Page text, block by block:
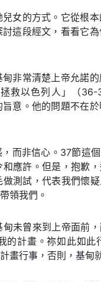
女的方式。它從根本
這段經文，看看它
非常清楚上帝允諾
救以色列人」（36-
意。他的問題不在於
而非信心。37節這
應許。但是，抱歉
測試，代表我們懷
領我們。
未曾來到上帝面前
的計畫。祢如此如
畫行事，否則，基甸